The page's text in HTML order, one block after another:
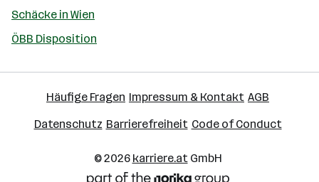
Schäcke in Wien
ÖBB Disposition
Häufige Fragen Impressum & Kontakt AGB
Datenschutz Barrierefreiheit Code of Conduct
© 2026 karriere.atGmbH